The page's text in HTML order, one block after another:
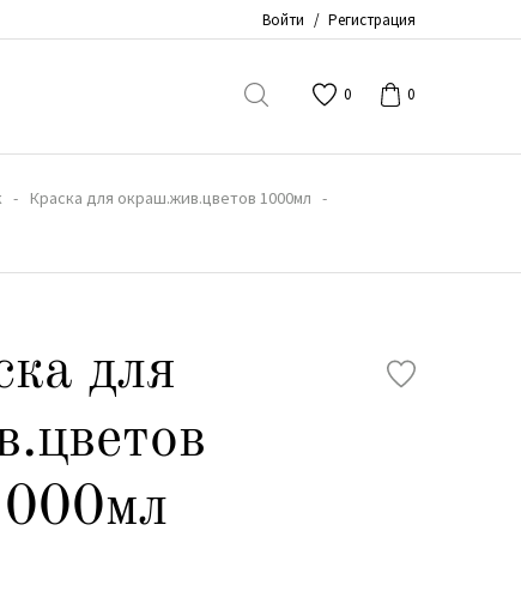
Войти / Регистрация
0 0
Краска для окраш.жив.цветов 1000мл
для